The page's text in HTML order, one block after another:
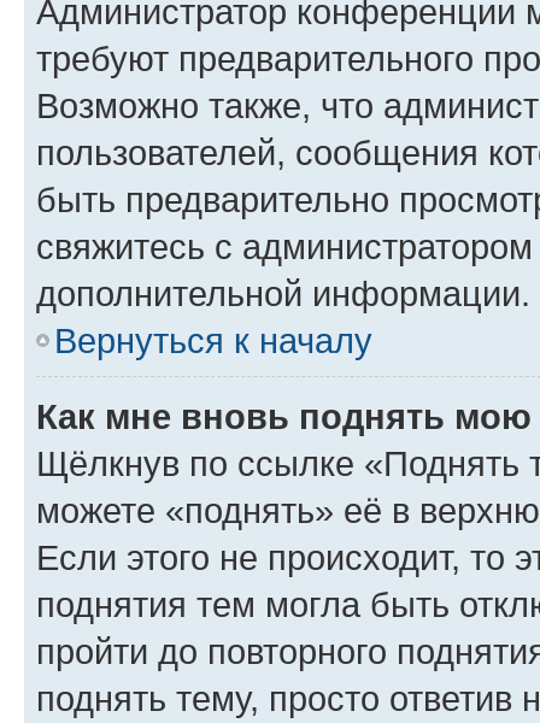
Администратор конференции
требуют предварительного
Возможно также, что
пользователей, сообщения
быть предварительно
свяжитесь с
дополнительной информации.
Вернуться к началу
Как мне вновь поднять мою
Щёлкнув по ссылке «Поднять
можете «поднять» её в
Если этого не происходит, то
поднятия тем могла быть
пройти до повторного
поднять тему, просто ответив